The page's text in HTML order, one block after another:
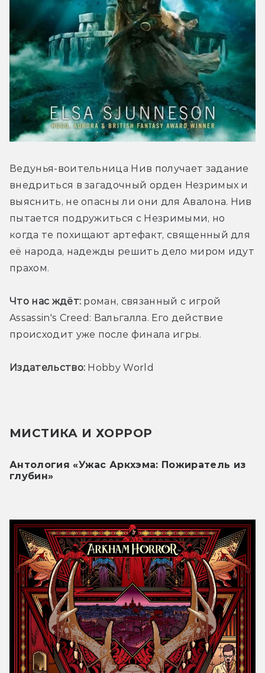
Ведунья-воительница Нив получает задание
внедриться в загадочный орден Незримых и
выяснить, не опасны ли они для Авалона. Нив
пытается подружиться с Незримыми, но
когда те похищают артефакт, священный для
её народа, надежды решить дело миром идут
прахом.
Что нас ждёт: роман, связанный с игрой
Assassin's Creed: Вальгалла. Его действие
происходит уже после финала игры.
Издательство: Hobby World
МИСТИКА И ХОРРОР
Антология «Ужас Аркхэма: Пожиратель из
глубин»